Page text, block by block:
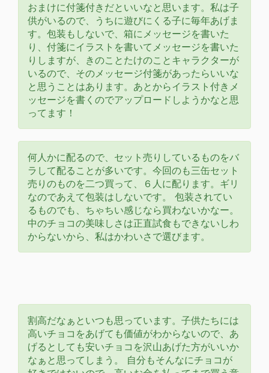
おまけに付箋付きだといいなと思います。私は子
供がいるので、うちに遊びにくる子に毎年あげま
す。包装もしないで、箱にメッセージを書いた
り、付箋にイラストを書いてメッセージを書いた
りしますが、きのことたけのことキャラクターが
いるので、そのメッセージ付箋があったらいいな
と思うことはあります。あとからイラスト付きメ
ッセージを書くのでアップロードしようかなと思
ってます！
何人かに配るので、セット売りしているものをバ
ラして配ることが多いです。今回のも三缶セット
売りのものを二つ買って、６人に配ります。ギリ
なのであえて包装はしないです。 包装されてい
るものでも、ちゃちい感じなら買わないかなー。
中のチョコの美味しさは正直試食もできないしわ
からないから、私はかわいさで選びます。
割高だなぁといつも思っています。子供たちには
高いチョコをあげても価値がわからないので、あ
げるとしても安いチョコを沢山あげた方がいいか
なぁと思ってしまう。 自分もそんなにチョコが